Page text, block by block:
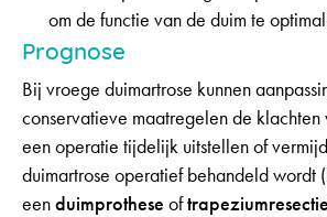
om de functie van de duim te
Prognose
Bij vroege duimartrose kunnen
conservatieve maatregelen de
een operatie tijdelijk uitstellen of
duimartrose operatief behandeld wordt
een duimprothese oftrapeziumresectie